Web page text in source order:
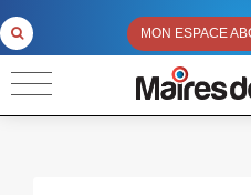
MON ESPACE